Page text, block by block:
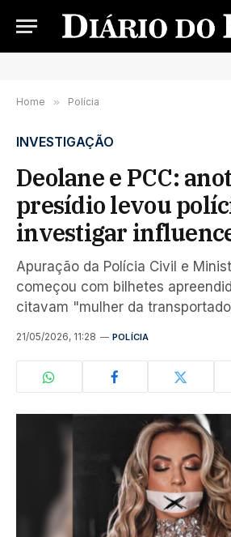
Home » Polícia
INVESTIGAÇÃO
Deolane e PCC:
presídio levou
investigar
Apuração da Polícia Civil e
começou com bilhetes
citavam "mulher da
21/05/2026, 11:28 POLÍCIA